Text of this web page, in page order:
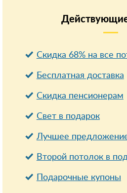
Скидка 68% на все
Бесплатная доставка
Cкидка пенсионерам
Свет в подарок
Лучшее
Второй потолок в
Подарочные купоны